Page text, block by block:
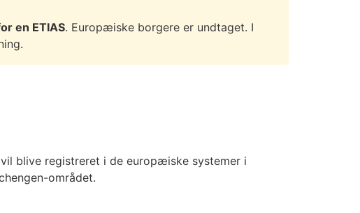
en ETIAS. Europæiske borgere er undtaget. I
blive registreret i de europæiske systemer i
området.